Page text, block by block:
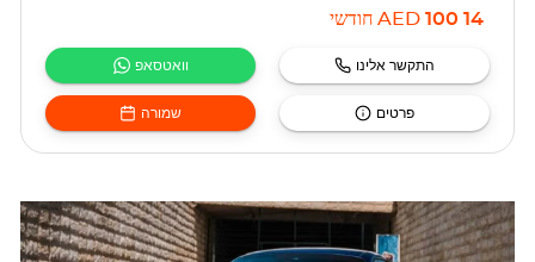
14 100
AED חודשי
וואטסאפ התקשר אלינו
שמורה פרטים